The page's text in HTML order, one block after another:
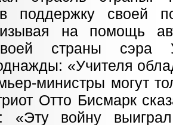
поддержку своей
на помощь
страны сэра
«Учителя
министры могут
Отто Бисмарк
«Эту войну